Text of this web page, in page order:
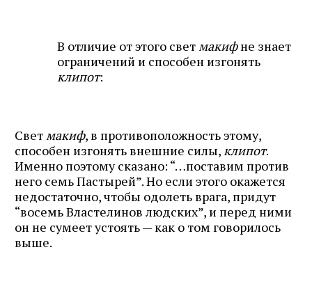
В отличие от этого свет макифне знает
ограничений и способен изгонять
клипот:
Свет макиф, в противоположность этому,
способен изгонять внешние силы, клипот.
Именно поэтому сказано: “…поставим против
него семь Пастырей”. Но если этого окажется
недостаточно, чтобы одолеть врага, придут
“восемь Властелинов людских”, и перед ними
он не сумеет устоять — как о том говорилось
выше.